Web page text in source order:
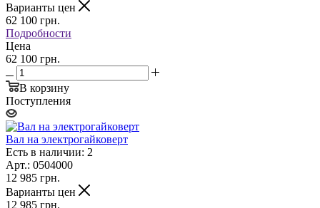
Варианты цен
62 100 грн.
Подробности
Цена
62 100 грн.
В корзину
Поступления
Вал на электрогайковерт
Есть в наличии: 2
Арт.: 0504000
12 985 грн.
Варианты цен
12 985 грн.